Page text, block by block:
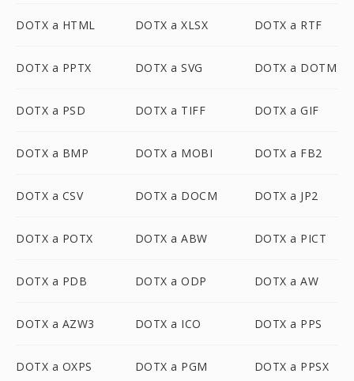
DOTX a HTML DOTX a XLSX DOTX a RTF
DOTX a PPTX DOTX a SVG DOTX a DOTM
DOTX a PSD DOTX a TIFF DOTX a GIF
DOTX a BMP DOTX a MOBI DOTX a FB2
DOTX a CSV DOTX a DOCM DOTX a JP2
DOTX a POTX DOTX a ABW DOTX a PICT
DOTX a PDB DOTX a ODP DOTX a AW
DOTX a AZW3 DOTX a ICO DOTX a PPS
DOTX a OXPS DOTX a PGM DOTX a PPSX